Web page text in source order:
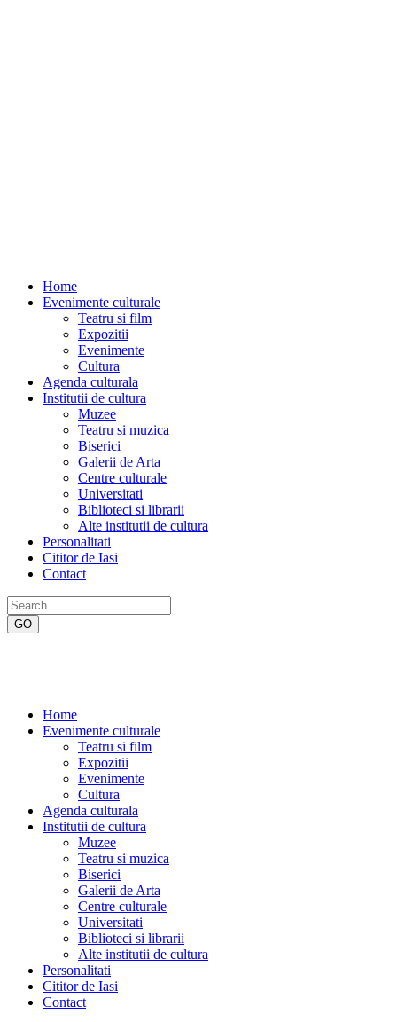
Home
Evenimente culturale
Teatru si film
Expozitii
Evenimente
Cultura
Agenda culturala
Institutii de cultura
Muzee
Teatru si muzica
Biserici
Galerii de Arta
Centre culturale
Universitati
Biblioteci si librarii
Alte institutii de cultura
Personalitati
Cititor de Iasi
Contact
Home
Evenimente culturale
Teatru si film
Expozitii
Evenimente
Cultura
Agenda culturala
Institutii de cultura
Muzee
Teatru si muzica
Biserici
Galerii de Arta
Centre culturale
Universitati
Biblioteci si librarii
Alte institutii de cultura
Personalitati
Cititor de Iasi
Contact